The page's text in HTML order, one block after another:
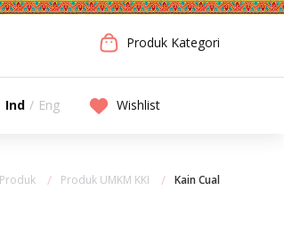
Produk Kategori
Ind / Eng Wishlist
Produk Produk UMKM KKI Kain Cual